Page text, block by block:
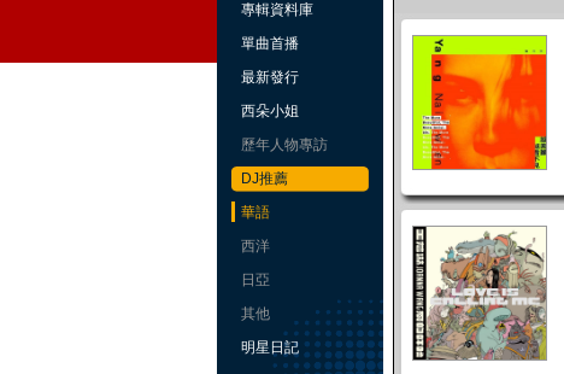
專輯資料庫
單曲首播
最新發行
西朵小姐
歷年人物專訪
DJ推薦
華語
西洋
日亞
其他
明星日記